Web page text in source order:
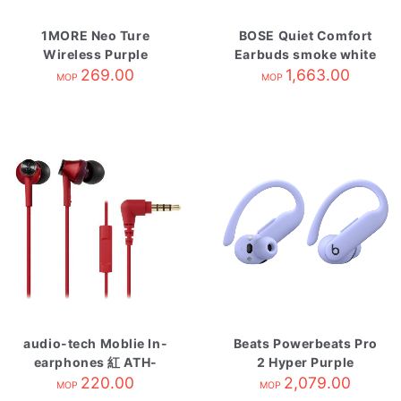
1MORE Neo Ture
Wireless Purple
MOP 269.00
BOSE Quiet Comfort
Earbuds smoke white
MOP 1,663.00
audio-tech Moblie In-
earphones 紅 ATH-
CK350is RD
MOP 220.00
Beats Powerbeats Pro
2 Hyper Purple
MOP 2,079.00